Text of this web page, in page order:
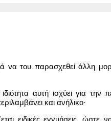
να του παρασχεθεί άλλη
αυτή ισχύει για την
και ανήλικο·